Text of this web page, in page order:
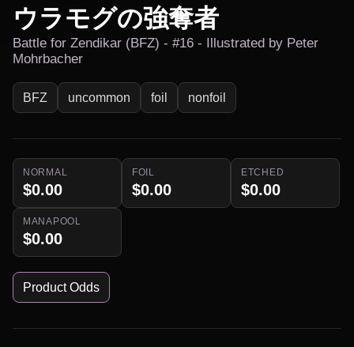
ウラモグの強奪者
Battle for Zendikar (BFZ) - #16 - Illustrated by Peter
Mohrbacher
BFZ uncommon foil nonfoil
NORMAL
$0.00
FOIL
$0.00
ETCHED
$0.00
MANAPOOL
$0.00
Product Odds